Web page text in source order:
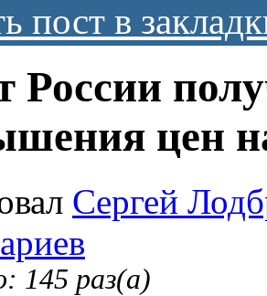
пост в
России
цен
Сергей
145 раз(а)